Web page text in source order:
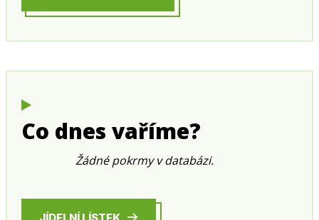
Co dnes vaříme?
Žádné pokrmy v databázi.